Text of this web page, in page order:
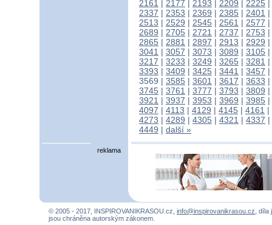
2161 | 2177 | 2193 | 2209 | 2225 |
2337 | 2353 | 2369 | 2385 | 2401 |
2513 | 2529 | 2545 | 2561 | 2577 |
2689 | 2705 | 2721 | 2737 | 2753 |
2865 | 2881 | 2897 | 2913 | 2929 |
3041 | 3057 | 3073 | 3089 | 3105 |
3217 | 3233 | 3249 | 3265 | 3281 |
3393 | 3409 | 3425 | 3441 | 3457 |
3569 | 3585 | 3601 | 3617 | 3633 |
3745 | 3761 | 3777 | 3793 | 3809 |
3921 | 3937 | 3953 | 3969 | 3985 |
4097 | 4113 | 4129 | 4145 | 4161 |
4273 | 4289 | 4305 | 4321 | 4337 |
4449 | další »
reklama
© 2005 - 2017, INSPIROVANIKRASOU.cz, info@inspirovanikrasou.cz, díla
jsou chráněna autorským zákonem.